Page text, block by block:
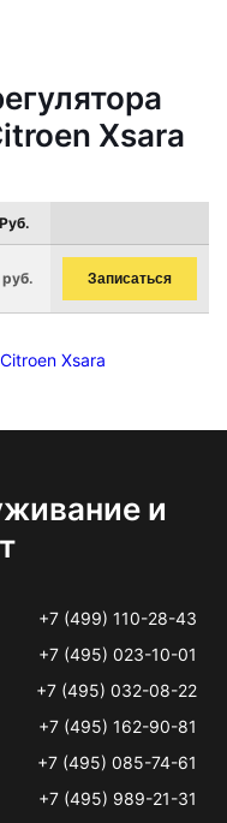
Xsara
Записаться
Xsara
и
+7 (499) 110-28-43
+7 (495) 023-10-01
+7 (495) 032-08-22
+7 (495) 162-90-81
+7 (495) 085-74-61
+7 (495) 989-21-31